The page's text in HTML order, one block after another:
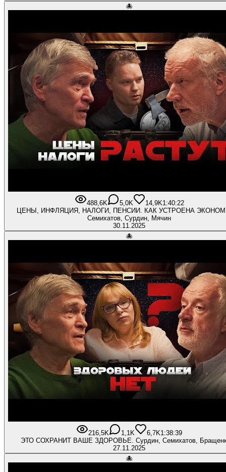
🐙
488,6K 5,0K 14,9K1:40:22
ЦЕНЫ, ИНФЛЯЦИЯ, НАЛОГИ, ПЕНСИИ. КАК УСТРОЕНА
Семихатов, Сурдин, Мячин
30.11.2025
🐙
216,5K 1,1K 6,7K1:38:39
ЭТО СОХРАНИТ ВАШЕ ЗДОРОВЬЕ. Сурдин, Семихатов,
27.11.2025
🐙